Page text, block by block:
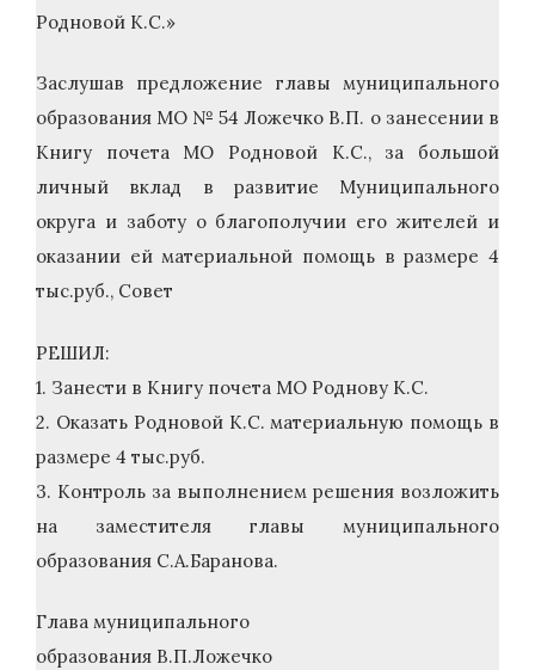
Родновой К.С.»
Заслушав предложение главы муниципального
образования МО № 54 Ложечко В.П. о занесении в
Книгу почета МО Родновой К.С., за большой
личный вклад в развитие Муниципального
округа и заботу о благополучии его жителей и
оказании ей материальной помощь в размере 4
тыс.руб., Совет
РЕШИЛ:
1. Занести в Книгу почета МО Роднову К.С.
2. Оказать Родновой К.С. материальную помощь в
размере 4 тыс.руб.
3. Контроль за выполнением решения возложить
на заместителя главы муниципального
образования С.А.Баранова.
Глава муниципального
образования В.П.Ложечко